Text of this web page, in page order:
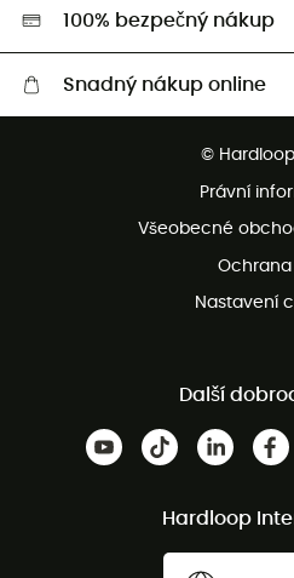
HardGreen
100% bezpečný nákup
Snadný nákup online
Bezplatná zákaznická služba
©
Právní
Všeobecné
Nastavení
Další
Hardloop